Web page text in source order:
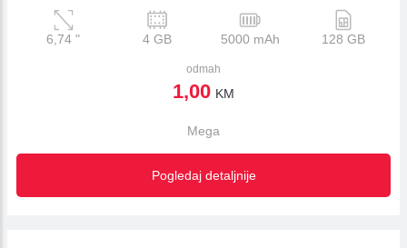
6,74" 4 GB 5000 mAh 128 GB
odmah
1,00 KM
Mega
Pogledaj detaljnije